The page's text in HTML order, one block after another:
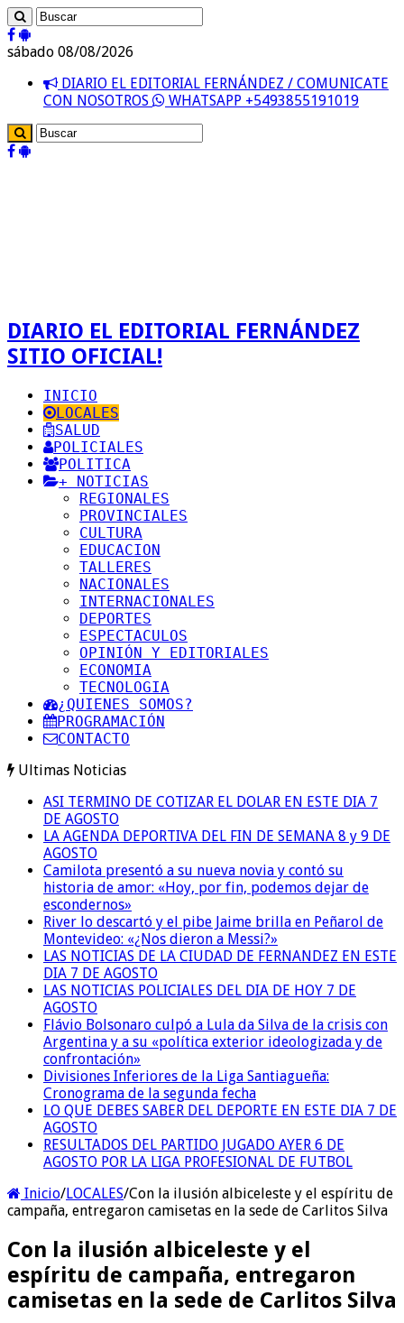
sábado 08/08/2026
DIARIO EL EDITORIAL FERNÁNDEZ / COMUNICATE
CON NOSOTROS
WHATSAPP +5493855191019
DIARIO EL EDITORIAL FERNÁNDEZ
SITIO OFICIAL!
INICIO
LOCALES
SALUD
POLICIALES
POLITICA
+ NOTICIAS
REGIONALES
PROVINCIALES
CULTURA
EDUCACION
TALLERES
NACIONALES
INTERNACIONALES
DEPORTES
ESPECTACULOS
OPINIÓN Y EDITORIALES
ECONOMIA
TECNOLOGIA
¿QUIENES SOMOS?
PROGRAMACIÓN
CONTACTO
Ultimas Noticias
ASI TERMINO DE COTIZAR EL DOLAR EN ESTE DIA 7
DE AGOSTO
LA AGENDA DEPORTIVA DEL FIN DE SEMANA 8 y 9 DE
AGOSTO
Camilota presentó a su nueva novia y contó su
historia de amor: «Hoy, por fin, podemos dejar de
escondernos»
River lo descartó y el pibe Jaime brilla en Peñarol de
Montevideo: «¿Nos dieron a Messi?»
LAS NOTICIAS DE LA CIUDAD DE FERNANDEZ EN ESTE
DIA 7 DE AGOSTO
LAS NOTICIAS POLICIALES DEL DIA DE HOY 7 DE
AGOSTO
Flávio Bolsonaro culpó a Lula da Silva de la crisis con
Argentina y a su «política exterior ideologizada y de
confrontación»
Divisiones Inferiores de la Liga Santiagueña:
Cronograma de la segunda fecha
LO QUE DEBES SABER DEL DEPORTE EN ESTE DIA 7 DE
AGOSTO
RESULTADOS DEL PARTIDO JUGADO AYER 6 DE
AGOSTO POR LA LIGA PROFESIONAL DE FUTBOL
Inicio/LOCALES/Con la ilusión albiceleste y el espíritu de
campaña, entregaron camisetas en la sede de Carlitos Silva
Con la ilusión albiceleste y el
espíritu de campaña, entregaron
camisetas en la sede de Carlitos Silva